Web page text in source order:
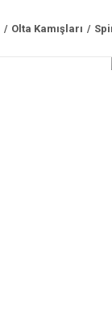
Olta Kamışları